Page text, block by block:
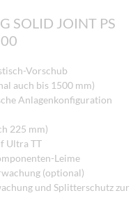
SOLID JOINT PS
Vorschub
auch bis 1500 mm)
Anlagenkonfiguration
225 mm)
Ultra TT
Leime
(optional)
und Splitterschutz zur